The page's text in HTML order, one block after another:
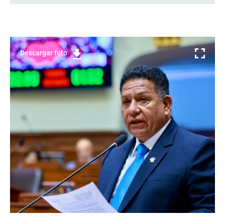
Descargar foto